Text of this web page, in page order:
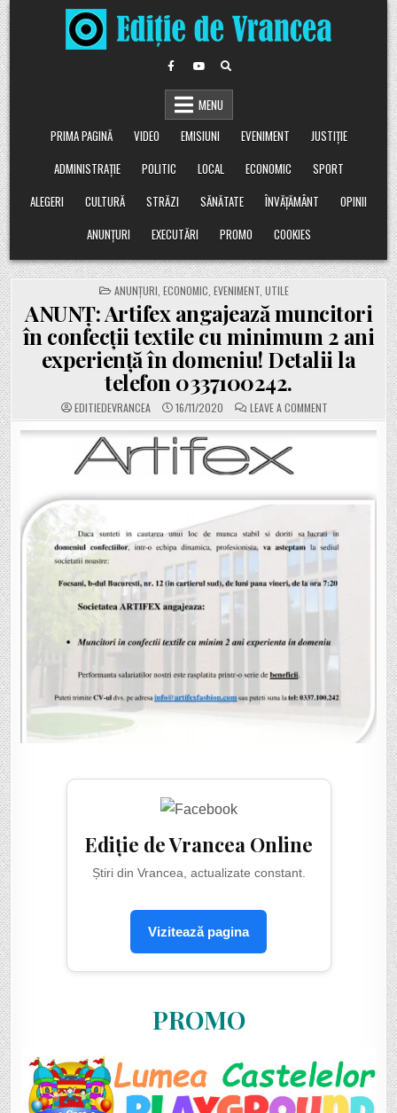
Skip
to
content
MENU
PRIMA PAGINĂ
VIDEO EMISIUNI EVENIMENT
JUSTIȚIE
ADMINISTRAȚIE
POLITIC LOCAL ECONOMIC
SPORT
ALEGERI
CULTURĂ STRĂZI SĂNĂTATE ÎNVĂȚĂMÂNT
OPINII
ANUNȚURI
EXECUTĂRI PROMO COOKIES
POSTED
IN
ANUNȚURI ECONOMIC EVENIMENT UTILE
ANUNȚ: Artifex angajează muncitori
în confecții textile cu minimum 2 ani
experiență în domeniu! Detalii la
telefon 0337100242.
EDITIEDEVRANCEA 16/11/2020 LEAVE A COMMENTON
ANUNȚ:
ARTIFEX
ANGAJEAZĂ
MINIMUM
EXPERIENȚĂ
ÎN
DOMENIU!
LA
TELEFON
Ediție de Vrancea Online
Știri din Vrancea, actualizate constant.
Vizitează pagina
PROMO